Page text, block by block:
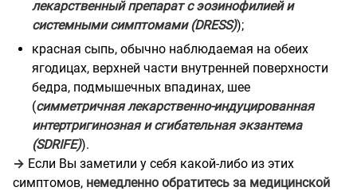
лекарственный препарат с эозинофилией и
системными симптомами (DRESS));
красная сыпь, обычно наблюдаемая на обеих
ягодицах, верхней части внутренней поверхности
бедра, подмышечных впадинах, шее
(симметричная лекарственно-индуцированная
интертригинозная и сгибательная экзантема
(SDRIFE)).
→ Если Вы заметили у себя какой-либо из этих
симптомов, немедленно обратитесь за медицинской